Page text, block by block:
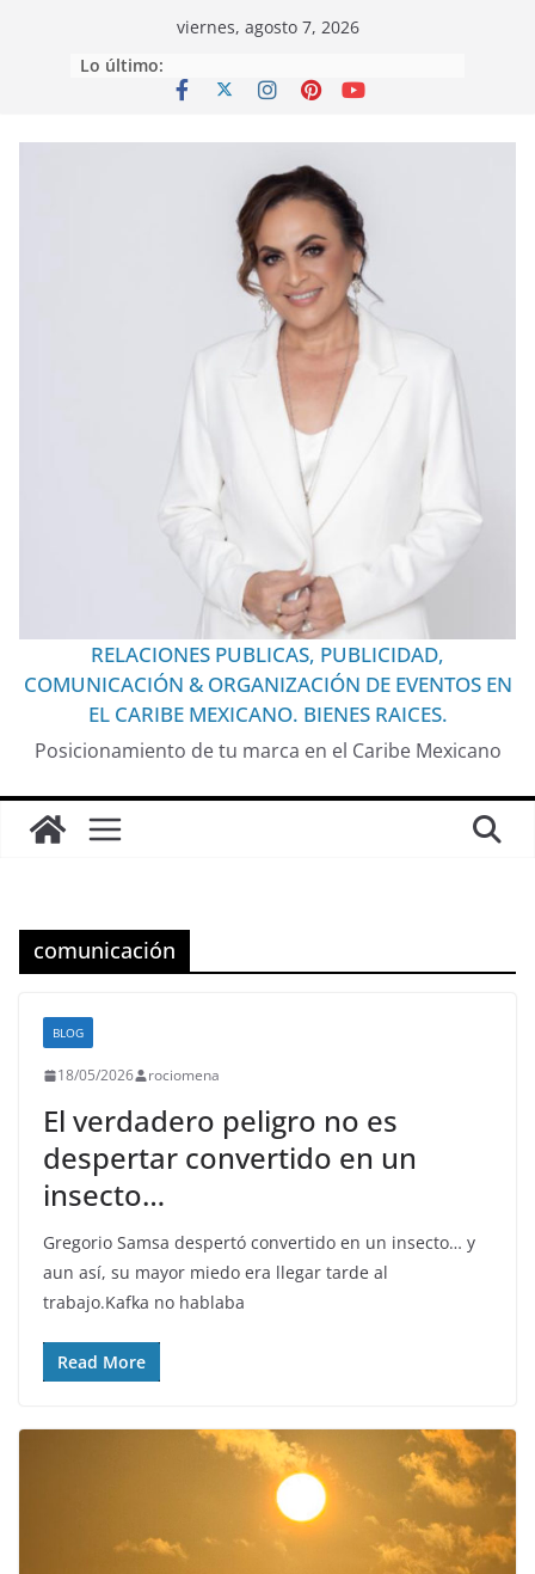
viernes, agosto 7, 2026
Lo último:
RELACIONES PUBLICAS, PUBLICIDAD,
COMUNICACIÓN & ORGANIZACIÓN DE EVENTOS EN
EL CARIBE MEXICANO. BIENES RAICES.
Posicionamiento de tu marca en el Caribe Mexicano
comunicación
BLOG
18/05/2026 rociomena
El verdadero peligro no es
despertar convertido en un
insecto…
Gregorio Samsa despertó convertido en un insecto… y
aun así, su mayor miedo era llegar tarde al
trabajo.Kafka no hablaba
Read More